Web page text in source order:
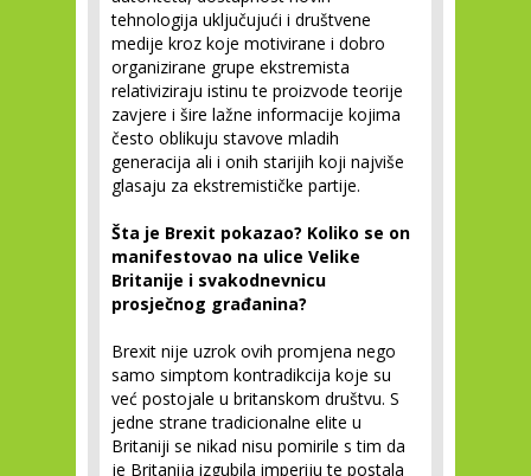
tehnologija uključujući i društvene
medije kroz koje motivirane i dobro
organizirane grupe ekstremista
relativiziraju istinu te proizvode teorije
zavjere i šire lažne informacije kojima
često oblikuju stavove mladih
generacija ali i onih starijih koji najviše
glasaju za ekstremističke partije.
Šta je Brexit pokazao? Koliko se on
manifestovao na ulice Velike
Britanije i svakodnevnicu
prosječnog građanina?
Brexit nije uzrok ovih promjena nego
samo simptom kontradikcija koje su
već postojale u britanskom društvu. S
jedne strane tradicionalne elite u
Britaniji se nikad nisu pomirile s tim da
je Britanija izgubila imperiju te postala